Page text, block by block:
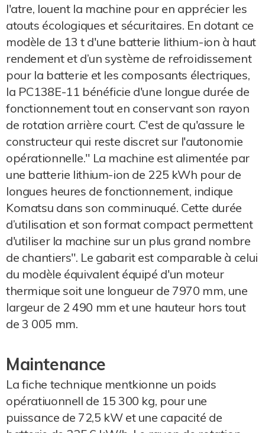
l'atre, louent la machine pour en apprécier les
atouts écologiques et sécuritaires. En dotant ce
modèle de 13 t d'une batterie lithium-ion à haut
rendement et d’un système de refroidissement
pour la batterie et les composants électriques,
la PC138E-11 bénéficie d'une longue durée de
fonctionnement tout en conservant son rayon
de rotation arrière court. C'est de qu'assure le
constructeur qui reste discret sur l'autonomie
opérationnelle." La machine est alimentée par
une batterie lithium-ion de 225 kWh pour de
longues heures de fonctionnement, indique
Komatsu dans son comminuqué. Cette durée
d’utilisation et son format compact permettent
d'utiliser la machine sur un plus grand nombre
de chantiers". Le gabarit est comparable à celui
du modèle équivalent équipé d'un moteur
thermique soit une longueur de 7970 mm, une
largeur de 2 490 mm et une hauteur hors tout
de 3 005 mm.
Maintenance
La fiche technique mentkionne un poids
opératiuonnell de 15 300 kg, pour une
puissance de 72,5 kW et une capacité de